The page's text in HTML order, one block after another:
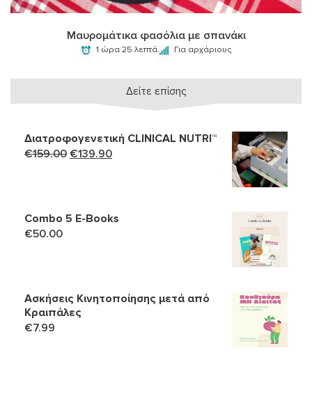
Μαυρομάτικα φασόλια με σπανάκι
1 ώρα 25 λεπτά. Για αρχάριους
Δείτε επίσης
Διατροφογενετική CLINICAL NUTRI™
€159.00 Original
€139.90Η
€139.90.
Combo 5 Ε-Books
€50.00
Ασκήσεις Κινητοποίησης μετά από
Κραιπάλες
€7.99